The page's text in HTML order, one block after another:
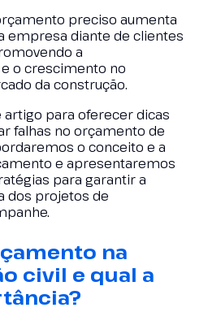
preciso aumenta
empresa diante de clientes
a
o crescimento no
da construção.
artigo para oferecer dicas
falhas no orçamento de
o conceito e a
e apresentaremos
para garantir a
dos projetos de
na
civil e qual a